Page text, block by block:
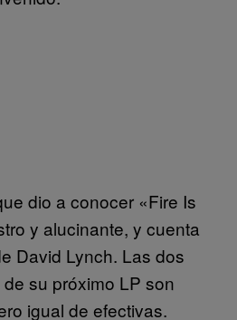
dio a conocer «Fire Is
y alucinante, y cuenta
David Lynch. Las dos
su próximo LP son
igual de efectivas.